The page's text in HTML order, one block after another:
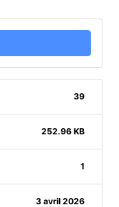
39
252.96 KB
1
3 avril 2026